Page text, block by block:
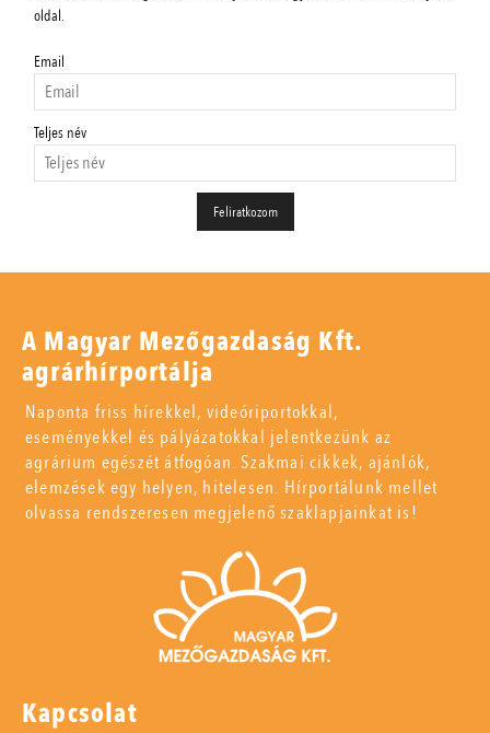
oldal.
Email
Teljes név
A Magyar Mezőgazdaság Kft.
agrárhírportálja
Naponta friss hírekkel, videóriportokkal,
eseményekkel és pályázatokkal jelentkezünk az
agrárium egészét átfogóan. Szakmai cikkek, ajánlók,
elemzések egy helyen, hitelesen. Hírportálunk mellet
olvassa rendszeresen megjelenő szaklapjainkat is!
Kapcsolat